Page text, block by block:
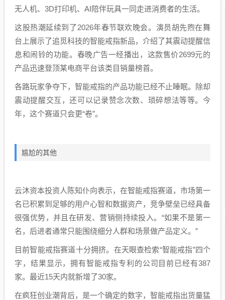
无人机、3D打印机、AI陪伴玩具一同走进消费者的生活。
这股热潮延续到了2026年春节联欢晚会。演员胡先煦在舞
台上展示了追觅科技的智能戒指新品，介绍了其震动提醒信
息和闹铃的功能。春晚广告一经播出，这款售价2699元的
产品迅速登顶某电商平台该类目销量榜首。
各路玩家争夺下，智能戒指的产品功能已经不止睡眠。除却
震动提醒交互，还可以记录赞念次数、琐碎想法等等。今
年，这个赛道只会更“卷”。
尴尬的其他
云沐资本投资人陈知仆向表示，在智能戒指赛道，市场第一
名已积累到足够的用户心智和数据资产，竞争壁垒已经具备
很强优势，并且在研发、营销侧持续投入。“如果不是第一
名，后进者通常只能围绕细分人群和场景做产品定义。”
目前智能戒指赛道十分拥挤。在天眼查检索“智能戒指”四个
字，结果显示，拥有智能戒指专利的公司目前已经有387
家。最近15天内就新增了30家。
在疯狂创业潮背后，是一个确定的数字，智能戒指出货量猛